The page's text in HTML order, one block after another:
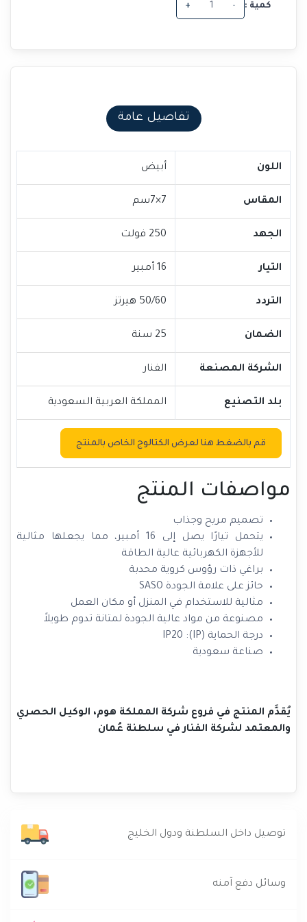
كمية : -
+
تفاصيل عامة
اللون أبيض
المقاس 7×7سم
الجهد 250 فولت
التيار 16 أمبير
التردد 50/60 هيرتز
الضمان 25 سنة
الشركة المصنعة الفنار
بلد التصنيع المملكة العربية السعودية
قم بالضغط هنا لعرض الكتالوج الخاص بالمنتج
مواصفات المنتج
تصميم مريح وجذاب
يتحمل تيارًا يصل إلى 16 أمبير، مما يجعلها مثالية
للأجهزة الكهربائية عالية الطاقة
براغي ذات رؤوس كروية محدبة
حائز على علامة الجودة SASO
مثالية للاستخدام في المنزل أو مكان العمل
مصنوعة من مواد عالية الجودة لمتانة تدوم طويلاً
درجة الحماية (IP): IP20
صناعة سعودية
يُقدَّم المنتج في فروع شركة المملكة هوم، الوكيل الحصري
والمعتمد لشركة الفنار في سلطنة عُمان
توصيل داخل السلطنة ودول الخليج
وسائل دفع آمنه